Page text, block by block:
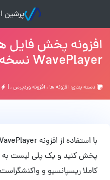
پرشین
افزونه پخش فایل
WavePlayer نسخه 3.2.0
دسته بندی: افزونه ها, افزونه وردپرس, |
پخش کنید و یک پلی لیست به
کاملا ریسپانسیو و